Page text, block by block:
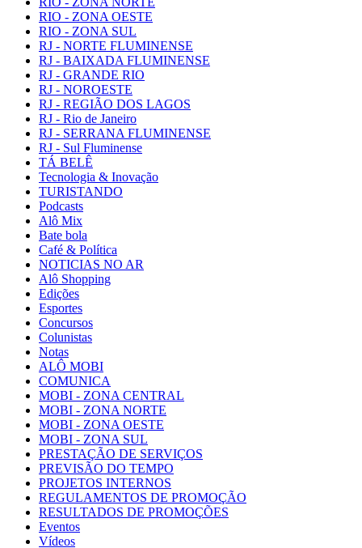
RIO - ZONA OESTE
RIO - ZONA SUL
RJ - NORTE FLUMINENSE
RJ - BAIXADA FLUMINENSE
RJ - GRANDE RIO
RJ - NOROESTE
RJ - REGIÃO DOS LAGOS
RJ - Rio de Janeiro
RJ - SERRANA FLUMINENSE
RJ - Sul Fluminense
TÁ BELÊ
Tecnologia & Inovação
TURISTANDO
Podcasts
Alô Mix
Bate bola
Café & Política
NOTICIAS NO AR
Alô Shopping
Edições
Esportes
Concursos
Colunistas
Notas
ALÔ MOBI
COMUNICA
MOBI - ZONA CENTRAL
MOBI - ZONA NORTE
MOBI - ZONA OESTE
MOBI - ZONA SUL
PRESTAÇÃO DE SERVIÇOS
PREVISÃO DO TEMPO
PROJETOS INTERNOS
REGULAMENTOS DE PROMOÇÃO
RESULTADOS DE PROMOÇÕES
Eventos
Vídeos